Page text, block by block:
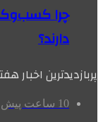
چرا
دارند؟
پربازدیدترین اخبار
10 ساعت پیش